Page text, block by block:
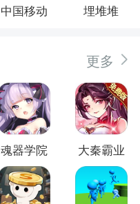
中国移动 埋堆堆
更多
魂器学院 大秦霸业